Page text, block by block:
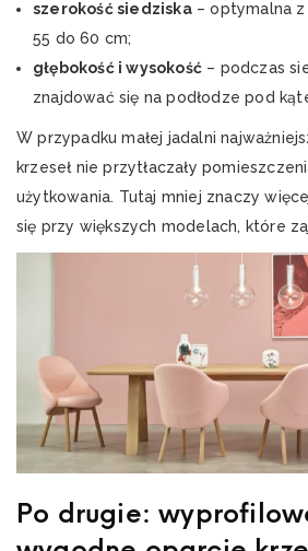
szerokość siedziska– optymalna z
55 do 60 cm;
głębokość i wysokość – podczas
znajdować się na podłodze pod
W przypadku małej jadalni
krzeseł nie przytłaczały
użytkowania. Tutaj mniej znaczy
się przy większych modelach, które
Po drugie: